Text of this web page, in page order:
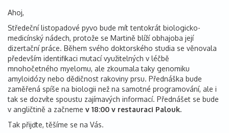
Ahoj,
Středeční listopadové pyvo bude mít tentokrát biologicko-
medicínský nádech, protože se Martině blíží obhajoba její
dizertační práce. Během svého doktorského studia se věnovala
především identifikaci mutací využitelných v léčbě
mnohočetného myelomu, ale zkoumala taky genomiku
amyloidózy nebo dědičnost rakoviny prsu. Přednáška bude
zaměřená spíše na biologii než na samotné programování, ale i
tak se dozvíte spoustu zajímavých informací. Přednášet se bude
v angličtině a začneme v 18:00 v restauraci Palouk.
Tak přijďte, těšíme se na Vás.